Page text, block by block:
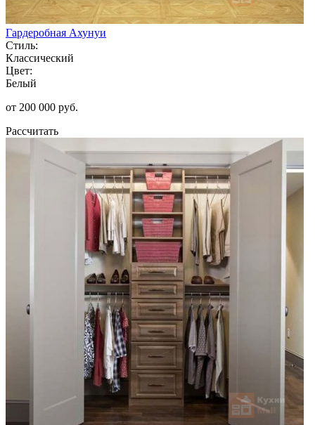
Гардеробная Ахунуи
Стиль:
Классический
Цвет:
Белый
от 200 000 руб.
Рассчитать